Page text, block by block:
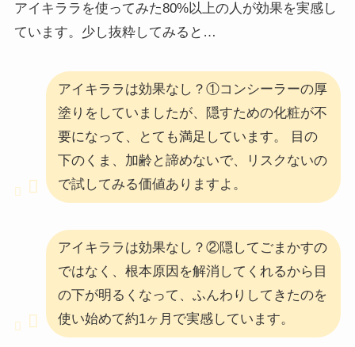
アイキララを使ってみた80%以上の人が効果を実感し
ています。少し抜粋してみると…
アイキララは効果なし？①コンシーラーの厚
塗りをしていましたが、隠すための化粧が不
要になって、とても満足しています。 目の
下のくま、加齢と諦めないで、リスクないの
で試してみる価値ありますよ。
アイキララは効果なし？②隠してごまかすの
ではなく、根本原因を解消してくれるから目
の下が明るくなって、ふんわりしてきたのを
使い始めて約1ヶ月で実感しています。